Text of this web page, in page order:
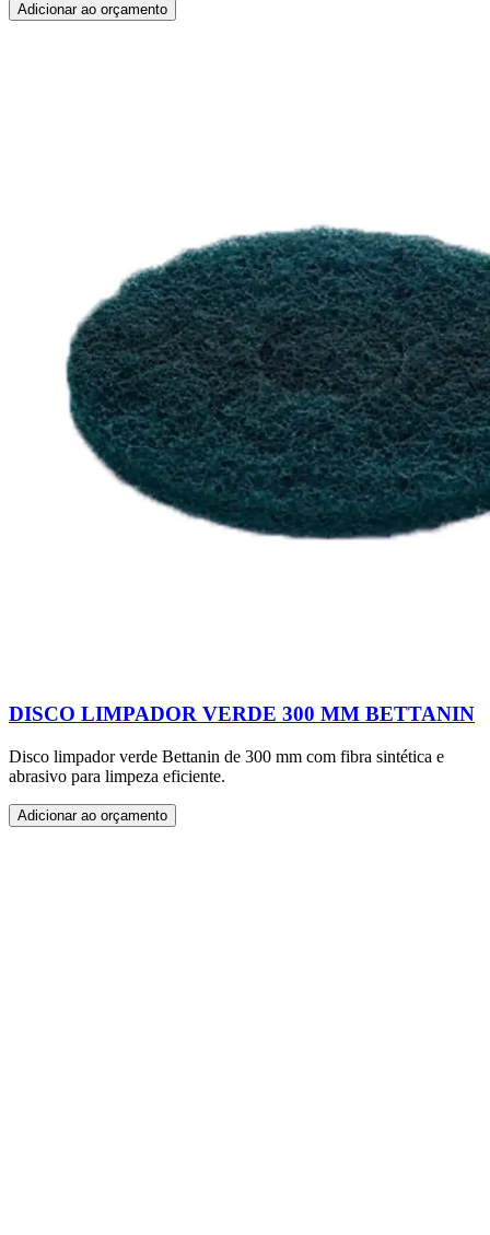
Adicionar ao orçamento
DISCO LIMPADOR VERDE 300 MM BETTANIN
Disco limpador verde Bettanin de 300 mm com fibra sintética e
abrasivo para limpeza eficiente.
Adicionar ao orçamento